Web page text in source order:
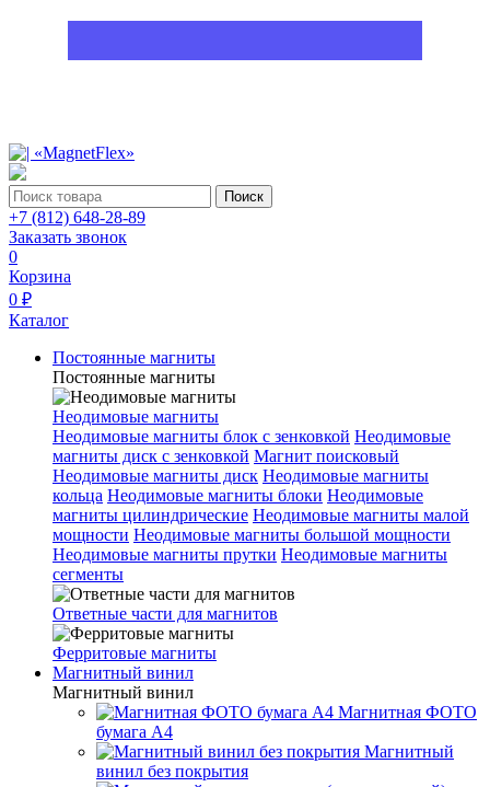
Поиск
+7 (812) 648-28-89
Заказать звонок
0
Корзина
0 ₽
Каталог
Постоянные магниты
Постоянные магниты
Неодимовые магниты
Неодимовые магниты блок с зенковкой Неодимовые
магниты диск с зенковкой Магнит поисковый
Неодимовые магниты диск Неодимовые магниты
кольца Неодимовые магниты блоки Неодимовые
магниты цилиндрические Неодимовые магниты малой
мощности Неодимовые магниты большой мощности
Неодимовые магниты прутки Неодимовые магниты
сегменты
Ответные части для магнитов
Ферритовые магниты
Магнитный винил
Магнитный винил
Магнитная ФОТО
бумага А4
Магнитный
винил без покрытия